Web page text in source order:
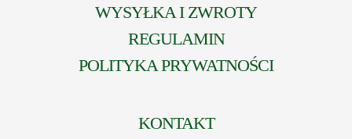
WYSYŁKA I ZWROTY
REGULAMIN
POLITYKA PRYWATNOŚCI
KONTAKT